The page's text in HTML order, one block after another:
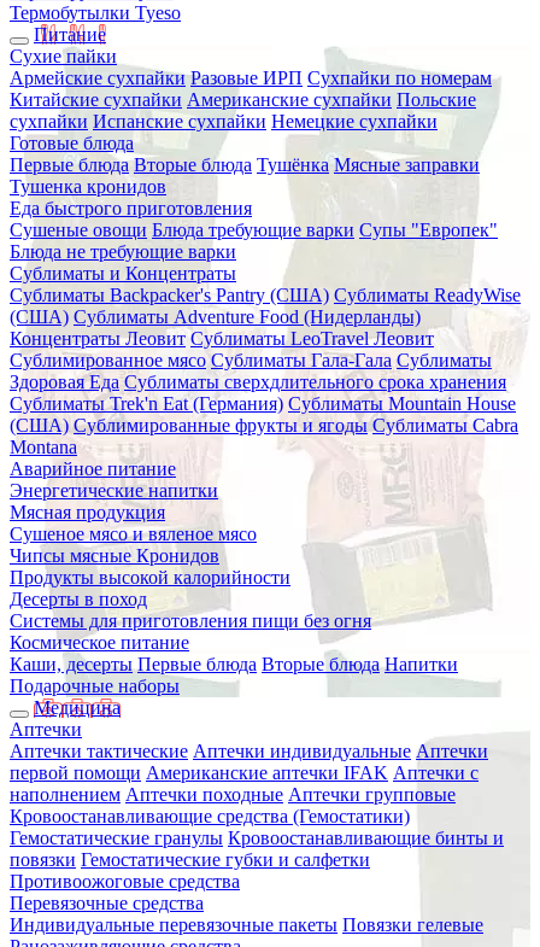
Термобутылки Tyeso
Питание
Сухие пайки
Армейские сухпайки Разовые ИРП Сухпайки по номерам
Китайские сухпайки Американские сухпайки Польские
сухпайки Испанские сухпайки Немецкие сухпайки
Готовые блюда
Первые блюда Вторые блюда Тушёнка Мясные заправки
Тушенка кронидов
Еда быстрого приготовления
Сушеные овощи Блюда требующие варки Супы "Европек"
Блюда не требующие варки
Сублиматы и Концентраты
Сублиматы Backpacker's Pantry (США) Сублиматы ReadyWise
(США) Сублиматы Adventure Food (Нидерланды)
Концентраты Леовит Сублиматы LeoTravel Леовит
Сублимированное мясо Сублиматы Гала-Гала Сублиматы
Здоровая Еда Сублиматы сверхдлительного срока хранения
Сублиматы Trek'n Eat (Германия) Сублиматы Mountain House
(США) Сублимированные фрукты и ягоды Сублиматы Cabra
Montana
Аварийное питание
Энергетические напитки
Мясная продукция
Сушеное мясо и вяленое мясо
Чипсы мясные Кронидов
Продукты высокой калорийности
Десерты в поход
Системы для приготовления пищи без огня
Космическое питание
Каши, десерты Первые блюда Вторые блюда Напитки
Подарочные наборы
Медицина
Аптечки
Аптечки тактические Аптечки индивидуальные Аптечки
первой помощи Американские аптечки IFAK Аптечки с
наполнением Аптечки походные Аптечки групповые
Кровоостанавливающие средства (Гемостатики)
Гемостатические гранулы Кровоостанавливающие бинты и
повязки Гемостатические губки и салфетки
Противоожоговые средства
Перевязочные средства
Индивидуальные перевязочные пакеты Повязки гелевые